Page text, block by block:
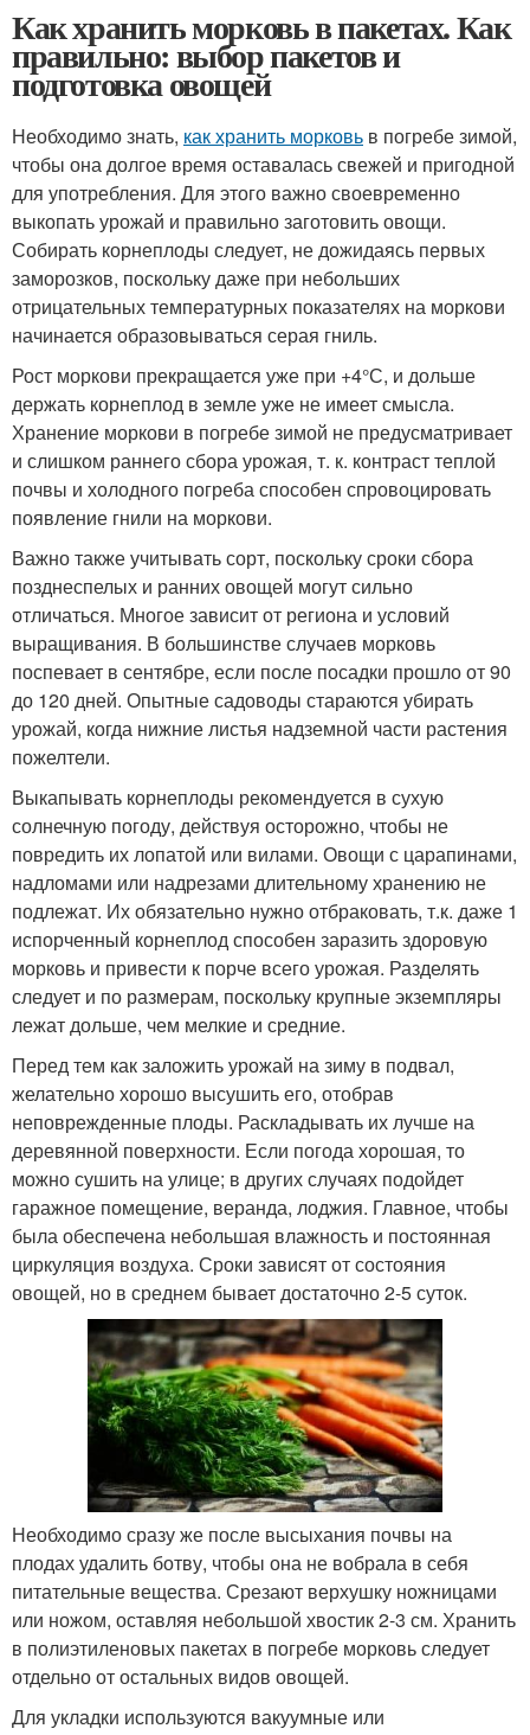
Как хранить морковь в пакетах. Как
правильно: выбор пакетов и
подготовка овощей
Необходимо знать, как хранить морковь в погребе зимой,
чтобы она долгое время оставалась свежей и пригодной
для употребления. Для этого важно своевременно
выкопать урожай и правильно заготовить овощи.
Собирать корнеплоды следует, не дожидаясь первых
заморозков, поскольку даже при небольших
отрицательных температурных показателях на моркови
начинается образовываться серая гниль.
Рост моркови прекращается уже при +4°С, и дольше
держать корнеплод в земле уже не имеет смысла.
Хранение моркови в погребе зимой не предусматривает
и слишком раннего сбора урожая, т. к. контраст теплой
почвы и холодного погреба способен спровоцировать
появление гнили на моркови.
Важно также учитывать сорт, поскольку сроки сбора
позднеспелых и ранних овощей могут сильно
отличаться. Многое зависит от региона и условий
выращивания. В большинстве случаев морковь
поспевает в сентябре, если после посадки прошло от 90
до 120 дней. Опытные садоводы стараются убирать
урожай, когда нижние листья надземной части растения
пожелтели.
Выкапывать корнеплоды рекомендуется в сухую
солнечную погоду, действуя осторожно, чтобы не
повредить их лопатой или вилами. Овощи с царапинами,
надломами или надрезами длительному хранению не
подлежат. Их обязательно нужно отбраковать, т.к. даже 1
испорченный корнеплод способен заразить здоровую
морковь и привести к порче всего урожая. Разделять
следует и по размерам, поскольку крупные экземпляры
лежат дольше, чем мелкие и средние.
Перед тем как заложить урожай на зиму в подвал,
желательно хорошо высушить его, отобрав
неповрежденные плоды. Раскладывать их лучше на
деревянной поверхности. Если погода хорошая, то
можно сушить на улице; в других случаях подойдет
гаражное помещение, веранда, лоджия. Главное, чтобы
была обеспечена небольшая влажность и постоянная
циркуляция воздуха. Сроки зависят от состояния
овощей, но в среднем бывает достаточно 2-5 суток.
Необходимо сразу же после высыхания почвы на
плодах удалить ботву, чтобы она не вобрала в себя
питательные вещества. Срезают верхушку ножницами
или ножом, оставляя небольшой хвостик 2-3 см. Хранить
в полиэтиленовых пакетах в погребе морковь следует
отдельно от остальных видов овощей.
Для укладки используются вакуумные или